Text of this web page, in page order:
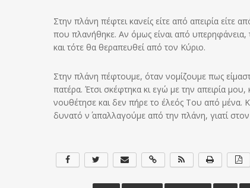
Στην πλάνη πέφτει κανείς είτε από απειρία είτε
που πλανήθηκε. Αν όμως είναι από
και τότε θα θεραπευθεί από τον Κύριο.
Στην πλάνη πέφτουμε, όταν νομίζουμε πως
πατέρα. Έτσι σκέφτηκα κι εγώ με την απειρία
νουθέτησε και δεν πήρε το έλεός Του από μένα.
δυνατό ν΄ απαλλαγούμε από την πλάνη, γιατί